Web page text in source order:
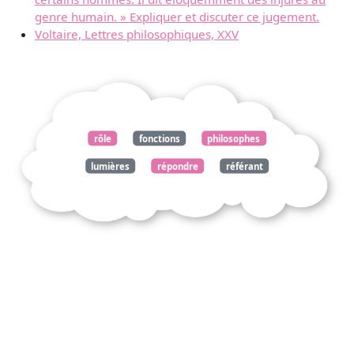
genre humain. » Expliquer et discuter ce jugement.
Voltaire, Lettres philosophiques, XXV
rôle fonctions philosophes
lumières répondre référant
voltaire persanes